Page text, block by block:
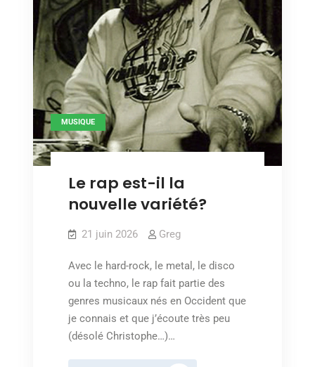
MUSIQUE
Le rap est-il la
nouvelle variété?
21 juin 2026 Greg
Avec le hard-rock, le metal, le disco
ou la techno, le rap fait partie des
genres musicaux nés en Occident que
je connais et que j’écoute très peu
(désolé Christophe…)…